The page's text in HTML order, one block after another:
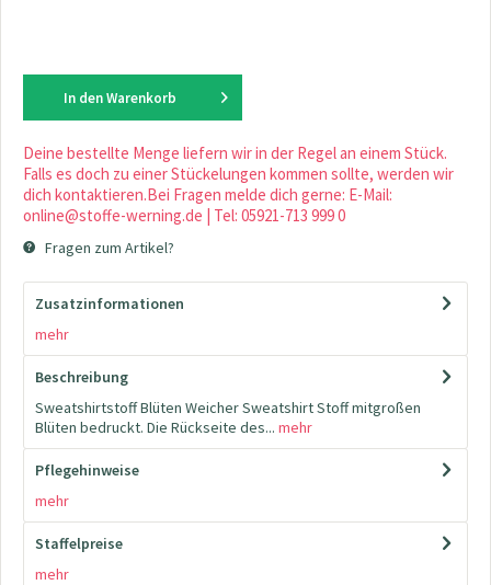
In den Warenkorb
Deine bestellte Menge liefern wir in der Regel an einem Stück.
Falls es doch zu einer Stückelungen kommen sollte, werden wir
dich kontaktieren.Bei Fragen melde dich gerne: E-Mail:
online@stoffe-werning.de | Tel: 05921-713 999 0
Fragen zum Artikel?
Zusatzinformationen
mehr
Beschreibung
Sweatshirtstoff Blüten Weicher Sweatshirt Stoff mitgroßen
Blüten bedruckt. Die Rückseite des... mehr
Pflegehinweise
mehr
Staffelpreise
mehr